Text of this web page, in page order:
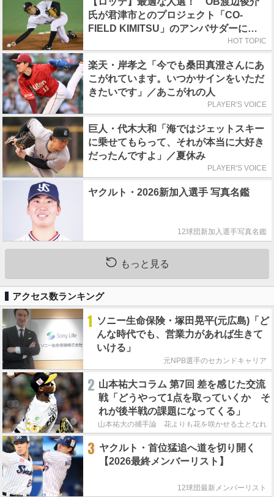
氏が君津市とのプロジェクト「CO-
FIELD KIMITSU」のアンバサダーに就
HOT TOPIC
楽天・岸孝之「今でも桑田真澄さんにあ
こがれています。いつかサインをいただ
きたいです」／あこがれの人
PLAYER'S VOICE
巨人・代木大和「海ではジェットスキー
に乗せてもらって、それが本当に大好き
だったんですよ」／夏休み
PLAYER'S VOICE
ヤクルト・2026新加入選手 写真名鑑
12球団新加入選手写真名鑑
もっと見る
アクセス数ランキング
1 ソニー生命保険・塚田晃平(元広島)「ど
んな時代でも、営業力があれば生きて
いける」
元NPB選手のセカンドキャリア
2 山本祐大コラム 第7回 差を感じた交流
戦「どうやって1点を取っていくか そ
れが後半戦の課題になってくる」
山本祐大の捕手論 花よりも花を咲かせる土となれ
3 ヤクルト・首位猛追へ道を切り開く
【2026最終メンバーリスト】
12球団最新メンバーリスト